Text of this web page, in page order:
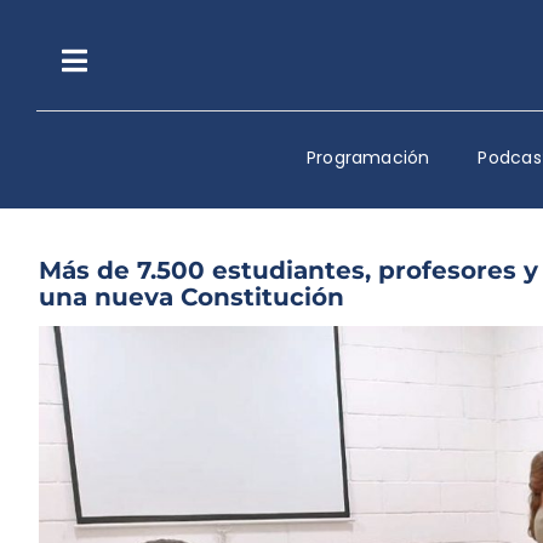
contenidoToggle
Navigation
Programación
Más de 7.500 estudiantes, profesores
una nueva Constitución
Ver
imagen
más
grande